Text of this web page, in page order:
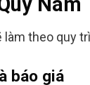
làm theo quy
báo giá